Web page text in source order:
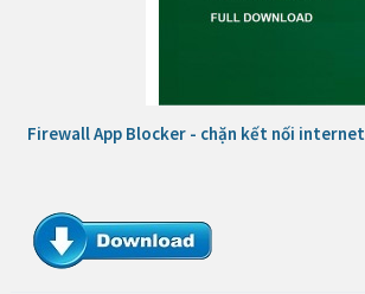
Firewall App Blocker - chặn kết nối internet